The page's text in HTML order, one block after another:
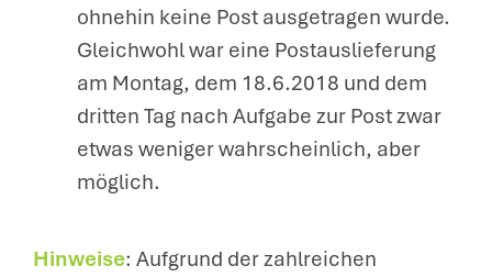
ohnehin keine Post ausgetragen wurde.
Gleichwohl war eine Postauslieferung
am Montag, dem 18.6.2018 und dem
dritten Tag nach Aufgabe zur Post zwar
etwas weniger wahrscheinlich, aber
möglich.
Hinweise: Aufgrund der zahlreichen